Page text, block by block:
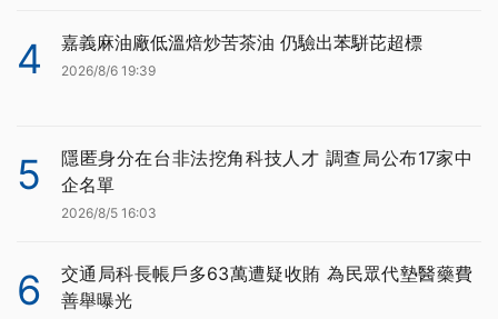
4 嘉義麻油廠低溫焙炒苦茶油 仍驗出苯駢芘超標
2026/8/6 19:39
5
隱匿身分在台非法挖角科技人才 調查局公布17家中
企名單
2026/8/5 16:03
6
交通局科長帳戶多63萬遭疑收賄 為民眾代墊醫藥費
善舉曝光